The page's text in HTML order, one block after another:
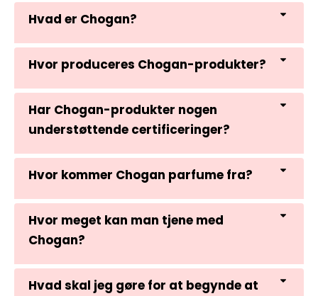
Hvad er Chogan?
Hvor produceres Chogan-produkter?
Har Chogan-produkter nogen
understøttende certificeringer?
Hvor kommer Chogan parfume fra?
Hvor meget kan man tjene med
Chogan?
Hvad skal jeg gøre for at begynde at